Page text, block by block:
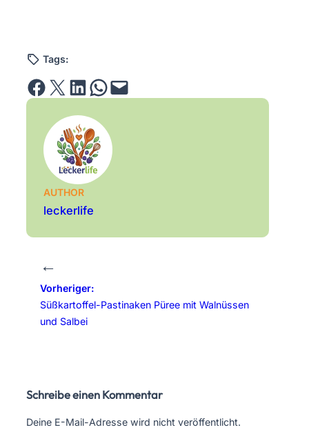
Tags:
Share on Facebook Email this Page Share on LinkedIn Share on WhatsApp Email this Page
AUTHOR
leckerlife
←
Vorheriger:
Süßkartoffel-Pastinaken Püree mit Walnüssen
und Salbei
Schreibe einen Kommentar
Deine E-Mail-Adresse wird nicht veröffentlicht.